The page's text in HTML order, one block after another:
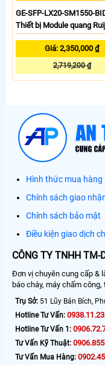
GE-SFP-LX20-SM1550-
Thiết bị Module quang
Giá: 2,350,000 ₫
2,719,200 ₫
Hình thức mua hàng
Chính sách giao
Chính sách bảo mật
Điều kiện giao dịch
CÔNG TY TNHH TM-
Đơn vị chuyên cung cấp &
báo cháy, máy chấm công,
Trụ Sở: 51 Lũy Bán Bích,
Hotline Tư Vấn:
Hotline Tư Vấn 1:
Tư Vấn Kỹ Thuật:
Tư Vấn Mua Hàng: